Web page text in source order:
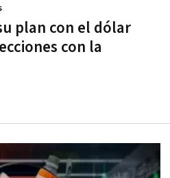
plan con el dólar
con la